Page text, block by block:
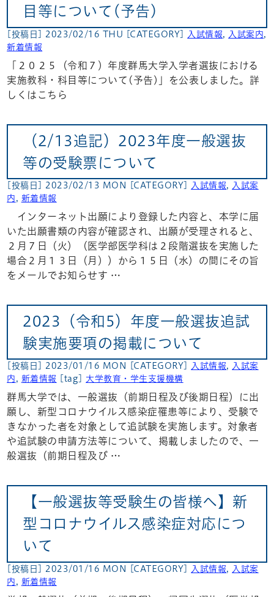
目等について(予告)
[投稿日] 2023/02/16 THU [CATEGORY] 入試情報 入試案内
新着情報
「２０２５（令和７）年度群馬大学入学者選抜における
実施教科・科目等について(予告)」を公表しました。詳
しくはこちら
（2/13追記）2023年度一般選抜
等の受験票について
[投稿日] 2023/02/13 MON [CATEGORY] 入試情報,
入試案
内 , 新着情報
インターネット出願により登録した内容と、本学に届
いた出願書類の内容が確認され、出願が受理されると、
２月７日（火）（医学部医学科は２段階選抜を実施した
場合２月１３日（月））から１５日（水）の間にその旨
をメールでお知らせす …
2023（令和5）年度一般選抜追試
験実施要項の掲載について
[投稿日] 2023/01/16 MON [CATEGORY] 入試情報,
入試案
内 , 新着情報 [tag] 大学教育・学生支援機構
群馬大学では、一般選抜（前期日程及び後期日程）に出
願し、新型コロナウイルス感染症罹患等により、受験で
きなかった者を対象として追試験を実施します。対象者
や追試験の申請方法等について、掲載しましたので、一
般選抜（前期日程及び …
【一般選抜等受験生の皆様へ】新
型コロナウイルス感染症対応につ
いて
[投稿日] 2023/01/16 MON [CATEGORY] 入試情報
入試案
内
新着情報